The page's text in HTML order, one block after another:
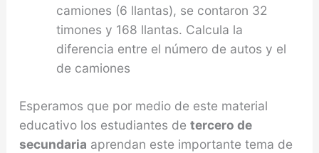
camiones (6 llan­tas), se contaron 32
timones y 168 llantas. Calcula la
diferencia entre el número de autos y el
de camiones
Esperamos que por medio de este material
educativo los estudiantes de tercero de
secundaria aprendan este importante tema de